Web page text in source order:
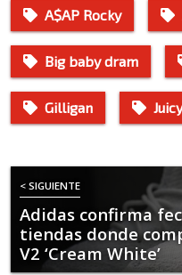
A$AP Rocky
Big baby dram
Gilligan
< SIGUIENTE
Adidas confirma
tiendas donde
V2 ‘Cream White’